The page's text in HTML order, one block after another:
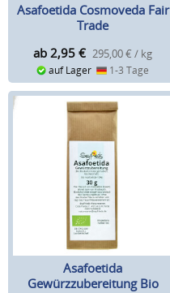
Asafoetida Cosmoveda Fair
Trade
ab 2,95 € 295,00 € / kg
auf Lager 1-3 Tage
Asafoetida
Gewürzzubereitung Bio